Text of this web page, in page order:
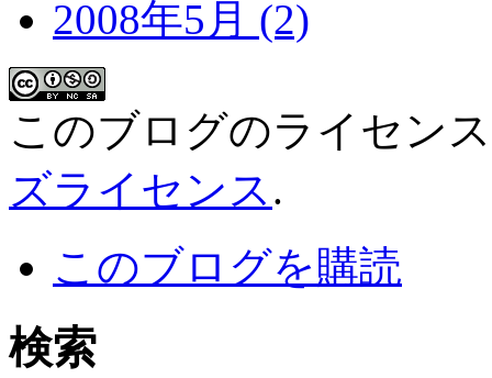
2008年5月 (2)
このブログのライセン
ズライセンス.
このブログを購読
検索